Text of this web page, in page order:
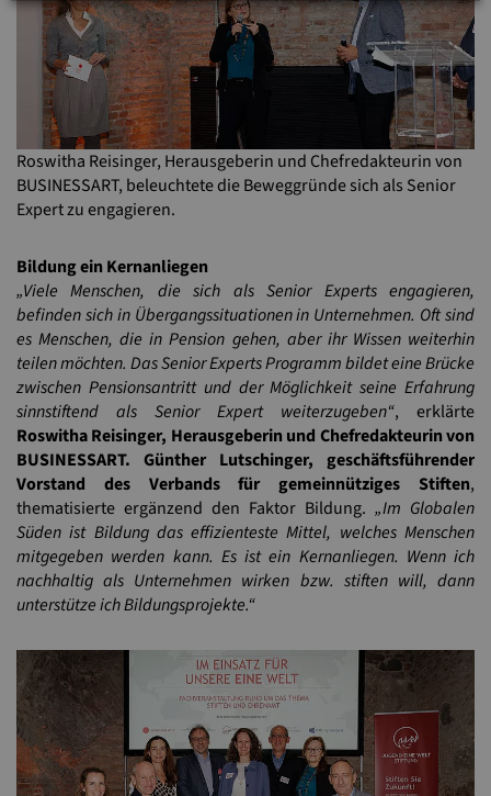
Roswitha Reisinger, Herausgeberin und Chefredakteurin von
BUSINESSART, beleuchtete die Beweggründe sich als Senior
Expert zu engagieren.
Bildung ein Kernanliegen
„Viele Menschen, die sich als Senior Experts engagieren,
befinden sich in Übergangssituationen in Unternehmen. Oft sind
es Menschen, die in Pension gehen, aber ihr Wissen weiterhin
teilen möchten. Das Senior Experts Programm bildet eine Brücke
zwischen Pensionsantritt und der Möglichkeit seine Erfahrung
sinnstiftend als Senior Expert weiterzugeben“, erklärte
Roswitha Reisinger, Herausgeberin und Chefredakteurin von
BUSINESSART. Günther Lutschinger, geschäftsführender
Vorstand des Verbands für gemeinnütziges Stiften,
thematisierte ergänzend den Faktor Bildung. „Im Globalen
Süden ist Bildung das effizienteste Mittel, welches Menschen
mitgegeben werden kann. Es ist ein Kernanliegen. Wenn ich
nachhaltig als Unternehmen wirken bzw. stiften will, dann
unterstütze ich Bildungsprojekte.“